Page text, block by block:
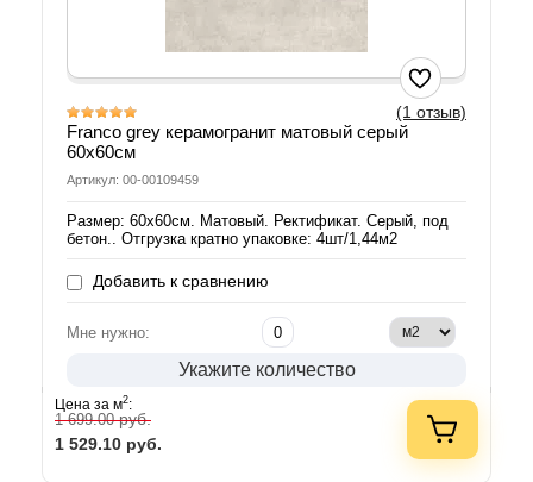
(1 отзыв)
Franco grey керамогранит матовый серый
60х60см
Артикул: 00-00109459
Размер: 60х60см. Матовый. Ректификат. Серый, под
бетон.. Отгрузка кратно упаковке: 4шт/1,44м2
Добавить к сравнению
Мне нужно:
Укажите количество
Цена за м2:
1 699.00руб.
1 529.10 руб.